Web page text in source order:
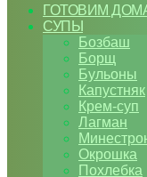
ГОТОВИМ
СУПЫ
Бозбаш
Борщ
Бульоны
Капустняк
Крем-суп
Лагман
Окрошка
Похлебка